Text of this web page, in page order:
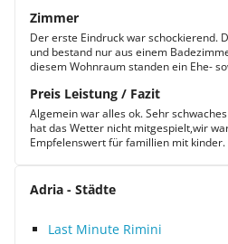
Zimmer
Der erste Eindruck war schockierend.
und bestand nur aus einem
diesem Wohnraum standen ein Ehe-
Preis Leistung / Fazit
Algemein war alles ok. Sehr
hat das Wetter nicht mitgespielt,wir
Empfelenswert für famillien mit kinder.
Adria - Städte
Last Minute Rimini